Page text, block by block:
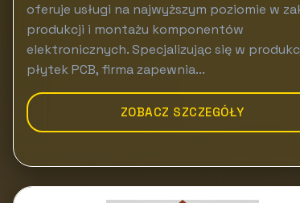
oferuje usługi na najwyższym poziomie w
produkcji i montażu komponentów
elektronicznych. Specjalizując się w
płytek PCB, firma zapewnia...
ZOBACZ SZCZEGÓŁY